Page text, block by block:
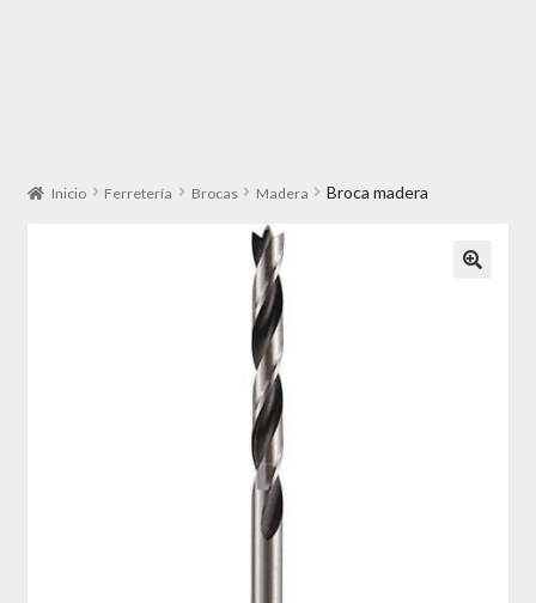
Inicio Ferretería Brocas Madera Broca madera